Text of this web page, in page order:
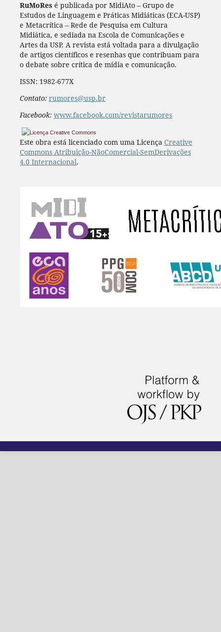
RuMoResé publicada por MidiAto – Grupo de
Estudos de Linguagem e Práticas Midiáticas (ECA-USP)
e Metacrítica – Rede de Pesquisa em Cultura
Midiática, e sediada na Escola de Comunicações e
Artes da USP. A revista está voltada para a divulgação
de artigos científicos e resenhas que contribuam para
o debate sobre crítica de mídia e comunicação.
ISSN: 1982-677X
Contato: rumores@usp.br
Facebook: www.facebook.com/revistarumores
Este obra está licenciado com uma Licença Creative
Commons Atribuição-NãoComercial-SemDerivações
4.0 Internacional.